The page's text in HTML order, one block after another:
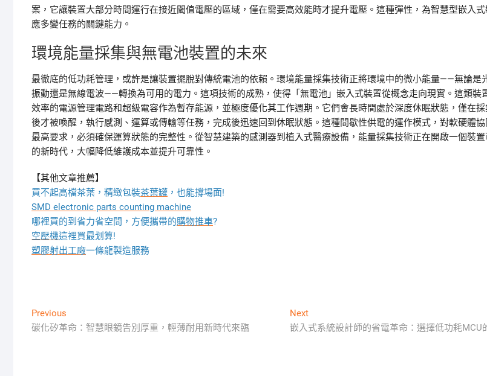
案，它讓裝置大部分時間運行在接近閾值電壓的區域，僅在需要高效能時才提升電壓。這種彈性，為智慧型嵌入
應多變任務的關鍵能力。
環境能量採集與無電池裝置的未來
最徹底的低功耗管理，或許是讓裝置擺脫對傳統電池的依賴。環境能量採集技術正將環境中的微小能量——無論是
振動還是無線電波——轉換為可用的電力。這項技術的成熟，使得「無電池」嵌入式裝置從概念走向現實。這類裝
效率的電源管理電路和超級電容作為暫存能源，並極度優化其工作週期。它們會長時間處於深度休眠狀態，僅在
後才被喚醒，執行感測、運算或傳輸等任務，完成後迅速回到休眠狀態。這種間歇性供電的運作模式，對軟硬體
最高要求，必須確保運算狀態的完整性。從智慧建築的感測器到植入式醫療設備，能量採集技術正在開啟一個裝
的新時代，大幅降低維護成本並提升可靠性。
【其他文章推薦】
買不起高檔茶葉，精緻包裝茶葉罐 ，也能撐場面!
SMD electronic parts counting machine
哪裡買的到省力省空間，方便攜帶的購物推車?
空壓機這裡買最划算!
塑膠射出工廠一條龍製造服務
文
章
Previous
post:
碳化矽革命：智慧眼鏡告別厚重，輕薄耐用新時代來臨
NextNext
post:
嵌入式系統設計師的省電革命：選擇低功耗MCU